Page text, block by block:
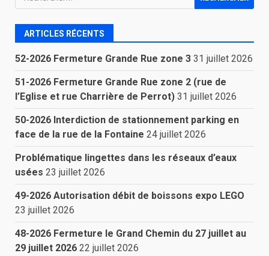
ARTICLES RÉCENTS
52-2026 Fermeture Grande Rue zone 3 31 juillet 2026
51-2026 Fermeture Grande Rue zone 2 (rue de
l’Eglise et rue Charrière de Perrot) 31 juillet 2026
50-2026 Interdiction de stationnement parking en
face de la rue de la Fontaine 24 juillet 2026
Problématique lingettes dans les réseaux d’eaux
usées 23 juillet 2026
49-2026 Autorisation débit de boissons expo LEGO
23 juillet 2026
48-2026 Fermeture le Grand Chemin du 27 juillet au
29 juillet 2026 22 juillet 2026